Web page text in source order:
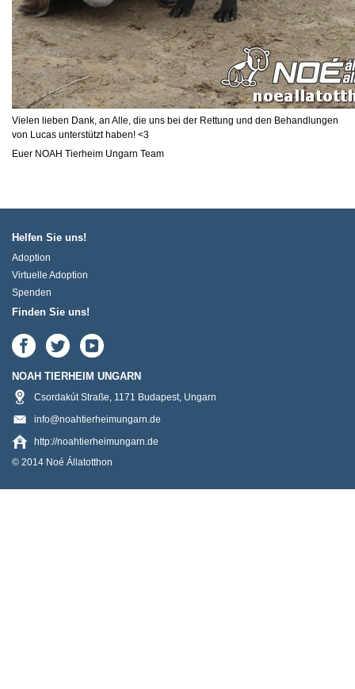
Vielen lieben Dank, an Alle, die uns bei der Rettung und den Behandlungen
von Lucas unterstützt haben! <3
Euer NOAH Tierheim Ungarn Team
Helfen Sie uns!
Adoption
Virtuelle Adoption
Spenden
Finden Sie uns!
NOAH TIERHEIM UNGARN
Csordakút Straße, 1171 Budapest, Ungarn
info@noahtierheimungarn.de
http://noahtierheimungarn.de
© 2014 Noé Állatotthon